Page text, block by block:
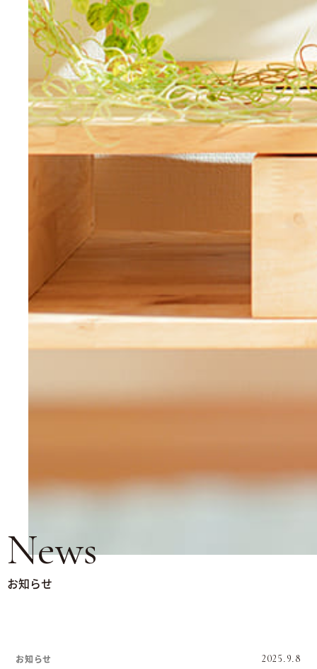
News
お知らせ
お知らせ 2025.9.8